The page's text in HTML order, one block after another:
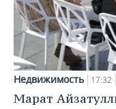
Недвижимость 17:32
Марат